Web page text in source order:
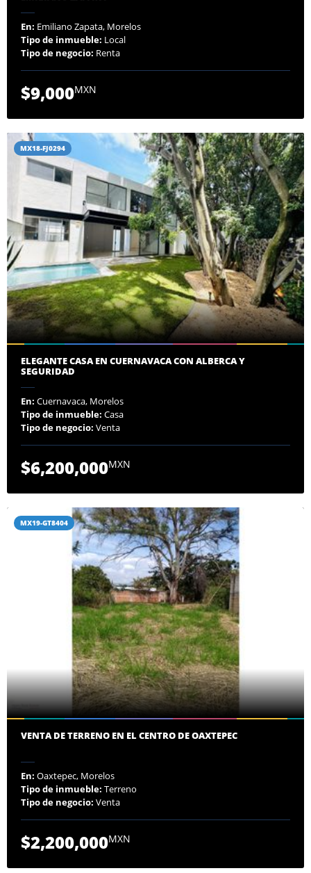
En: Emiliano Zapata, Morelos
Tipo de inmueble: Local
Tipo de negocio: Renta
$9,000MXN
MX18-FJ0294
ELEGANTE CASA EN CUERNAVACA CON ALBERCA Y
SEGURIDAD
En: Cuernavaca, Morelos
Tipo de inmueble: Casa
Tipo de negocio: Venta
$6,200,000MXN
MX19-GT8404
VENTA DE TERRENO EN EL CENTRO DE OAXTEPEC
En: Oaxtepec, Morelos
Tipo de inmueble: Terreno
Tipo de negocio: Venta
$2,200,000MXN